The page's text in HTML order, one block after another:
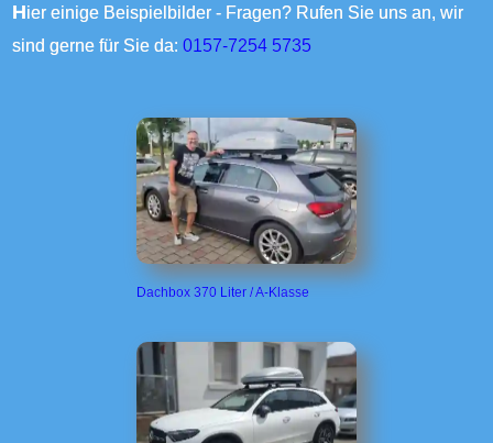
Hier einige Beispielbilder - Fragen? Rufen Sie uns an, wir
sind gerne für Sie da:0157-7254 5735
Dachbox 370 Liter / A-Klasse